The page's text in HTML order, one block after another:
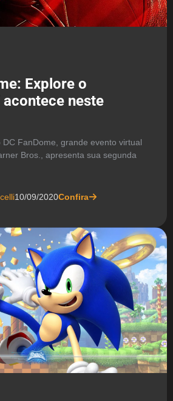
Explore o
neste
FanDome, grande evento virtual
Bros., apresenta sua segunda
10/09/2020Confira